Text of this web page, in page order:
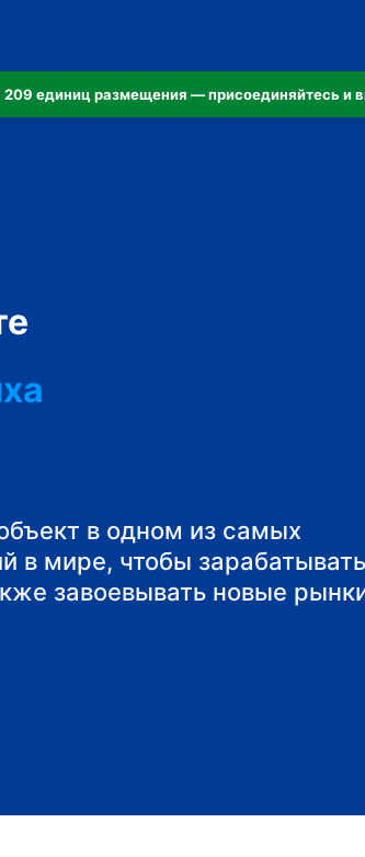
единиц размещения — присоединяйтесь и
в одном из самых
в мире, чтобы зарабатывать
завоевывать новые